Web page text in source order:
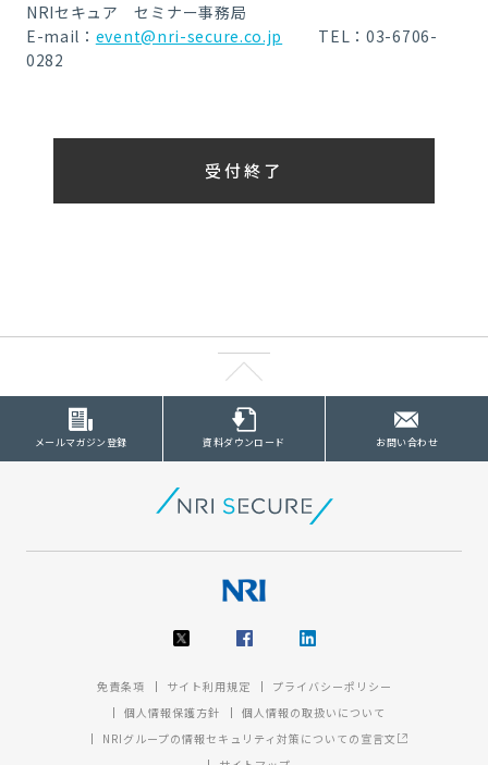
NRIセキュア セミナー事務局
E-mail： event@nri-secure.co.jp
TEL：03-6706-
0282
受付終了
メールマガジン登録 資料ダウンロード お問い合わせ
免責条項 サイト利用規定
プライバシーポリシー
個人情報保護方針
個人情報の取扱いについて
NRIグループの情報セキュリティ対策についての宣言文